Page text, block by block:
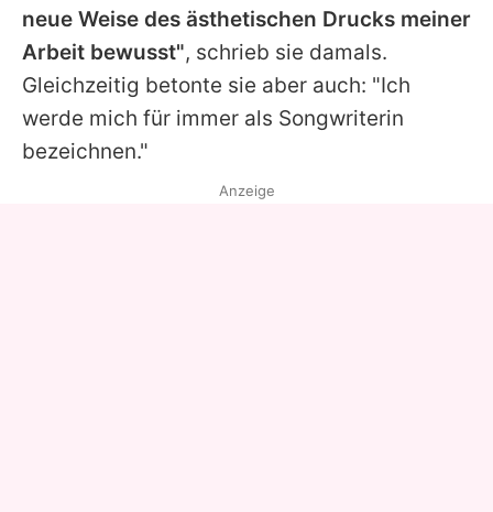
neue Weise des ästhetischen Drucks meiner
Arbeit bewusst", schrieb sie damals.
Gleichzeitig betonte sie aber auch: "Ich
werde mich für immer als Songwriterin
bezeichnen."
Anzeige